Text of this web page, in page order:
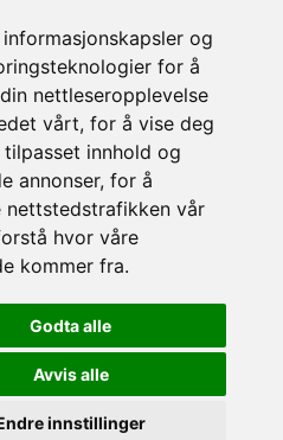
og
for å
nettleseropplevelse
vårt, for å vise deg
innhold og
annonser, for å
nettstedstrafikken vår
hvor våre
kommer fra.
Godta alle
Avvis alle
innstillinger